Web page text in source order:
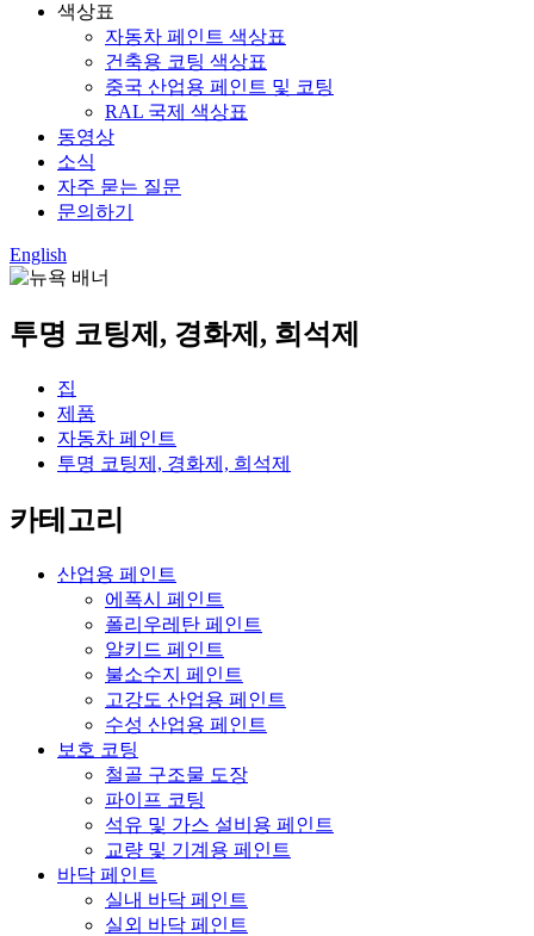
색상표
자동차 페인트 색상표
건축용 코팅 색상표
중국 산업용 페인트 및 코팅
RAL 국제 색상표
동영상
소식
자주 묻는 질문
문의하기
English
투명 코팅제, 경화제, 희석제
집
제품
자동차 페인트
투명 코팅제, 경화제, 희석제
카테고리
산업용 페인트
에폭시 페인트
폴리우레탄 페인트
알키드 페인트
불소수지 페인트
고강도 산업용 페인트
수성 산업용 페인트
보호 코팅
철골 구조물 도장
파이프 코팅
석유 및 가스 설비용 페인트
교량 및 기계용 페인트
바닥 페인트
실내 바닥 페인트
실외 바닥 페인트